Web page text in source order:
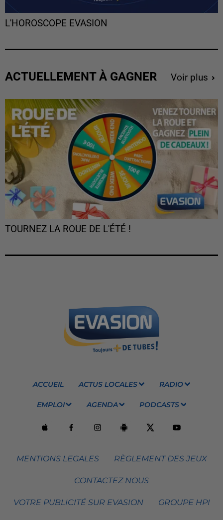
L'HOROSCOPE EVASION
ACTUELLEMENT À GAGNER Voir plus
TOURNEZ LA ROUE DE L'ÉTÉ !
ACCUEIL ACTUS LOCALES RADIO
EMPLOI AGENDA PODCASTS
MENTIONS LEGALES RÈGLEMENT DES JEUX
CONTACTEZ NOUS
VOTRE PUBLICITÉ SUR EVASION GROUPE HPI